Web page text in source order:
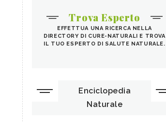
Trova Esperto
EFFETTUA UNA RICERCA NELLA
DIRECTORY DI CURE-NATURALI E TROVA
IL TUO ESPERTO DI SALUTE NATURALE.
Enciclopedia
Naturale